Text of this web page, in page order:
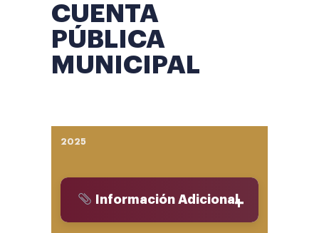
CUENTA
PÚBLICA
MUNICIPAL
2025
Información Adicional